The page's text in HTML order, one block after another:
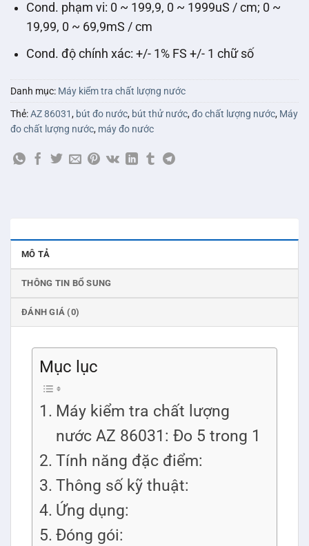
Cond. phạm vi: 0 ~ 199,9, 0 ~ 1999uS / cm; 0 ~
19,99, 0 ~ 69,9mS / cm
Cond. độ chính xác: +/- 1% FS +/- 1 chữ số
Danh mục: Máy kiểm tra chất lượng nước
Thẻ:AZ 86031, bút đo nước, bút thử nước,đo chất lượng nước, Máy
đo chất lượng nước, máy đo nước
MÔ TẢ
THÔNG TIN BỔ SUNG
ĐÁNH GIÁ (0)
Mục lục
Máy kiểm tra chất lượng
nước AZ 86031: Đo 5 trong 1
Tính năng đặc điểm:
Thông số kỹ thuật:
Ứng dụng:
Đóng gói: